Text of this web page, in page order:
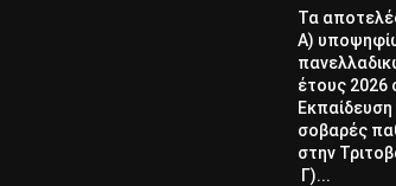
Τα
Α)
έτους 2026
σοβαρές
στην
Γ)...